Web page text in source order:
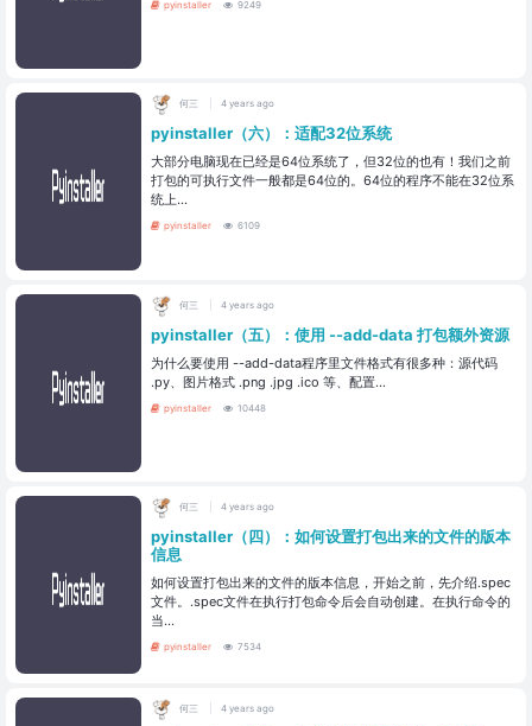
pyinstaller 9249
何三 4 years ago
pyinstaller（六）：适配32位系统
大部分电脑现在已经是64位系统了，但32位的也有！我们之前
打包的可执行文件一般都是64位的。64位的程序不能在32位系
统上...
pyinstaller 6109
何三 4 years ago
pyinstaller（五）：使用 --add-data 打包额外资源
为什么要使用 --add-data程序里文件格式有很多种：源代码
.py、图片格式 .png .jpg .ico 等、配置...
pyinstaller 10448
何三 4 years ago
pyinstaller（四）：如何设置打包出来的文件的版本
信息
如何设置打包出来的文件的版本信息，开始之前，先介绍.spec
文件。.spec文件在执行打包命令后会自动创建。在执行命令的
当...
pyinstaller 7534
何三 4 years ago